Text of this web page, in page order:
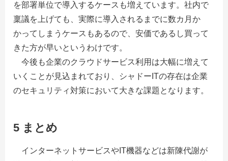
を部署単位で導入するケースも増えています。社内で
稟議を上げても、実際に導入されるまでに数カ月か
かってしまうケースもあるので、安価であるし買って
きた方が早いというわけです。
今後も企業のクラウドサービス利用は大幅に増えて
いくことが見込まれており、シャドーITの存在は企業
のセキュリティ対策において大きな課題となります。
5 まとめ
インターネットサービスやIT機器などは新陳代謝が